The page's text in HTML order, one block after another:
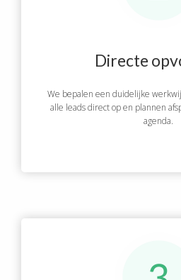
Directe
We bepalen een duidelijke
alle leads direct op en plannen
agenda.